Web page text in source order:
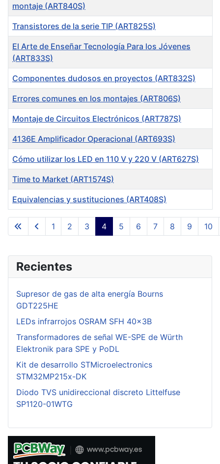
Articles
montaje (ART840S)
Transistores de la serie TIP (ART825S)
El Arte de Enseñar Tecnología Para los Jóvenes
(ART833S)
Componentes dudosos en proyectos (ART832S)
Errores comunes en los montajes (ART806S)
Montaje de Circuitos Electrónicos (ART787S)
4136E Amplificador Operacional (ART693S)
Cómo utilizar los LED en 110 V y 220 V (ART627S)
Time to Market (ART1574S)
Equivalencias y sustituciones (ART408S)
Page 4 of 16
1 2 3 4 5 6 7 8 9 10
Recientes
Supresor de gas de alta energía Bourns
GDT225HE
LEDs infrarrojos OSRAM SFH 40x3B
Transformadores de señal WE-SPE de Würth
Elektronik para SPE y PoDL
Kit de desarrollo STMicroelectronics
STM32MP215x-DK
Diodo TVS unidireccional discreto Littelfuse
SP1120-01WTG